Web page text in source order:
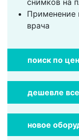
снимков на
Применение
врача
поиск по
дешевле
новое